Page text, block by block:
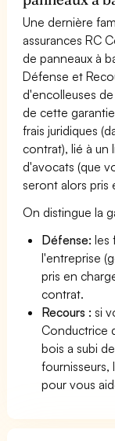
Une dernière
assurances RC
de panneaux à
Défense et
d'encolleuses
de cette
frais juridiques
contrat), lié à un
d'avocats (que
seront alors pris
On distingue la
Défense: les
l'entreprise
pris en
contrat.
Recours : si
Conductrice
bois a subi
fournisseurs,
pour vous